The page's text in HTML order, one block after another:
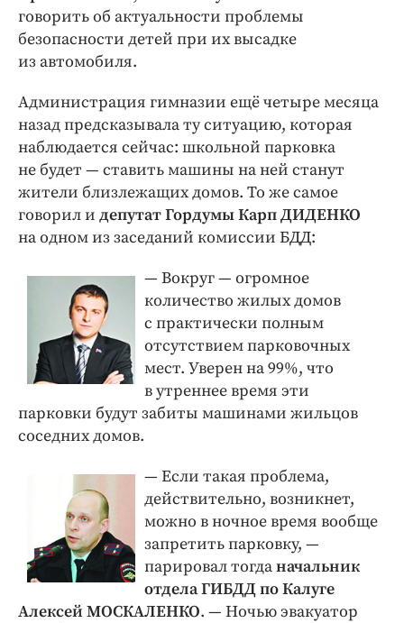
говорить об актуальности проблемы
безопасности детей при их высадке
из автомобиля.
Администрация гимназии ещё четыре месяца
назад предсказывала ту ситуацию, которая
наблюдается сейчас: школьной парковка
не будет — ставить машины на ней станут
жители близлежащих домов. То же самое
говорил и депутат Гордумы Карп ДИДЕНКО
на одном из заседаний комиссии БДД:
— Вокруг — огромное
количество жилых домов
с практически полным
отсутствием парковочных
мест. Уверен на 99%, что
в утреннее время эти
парковки будут забиты машинами жильцов
соседних домов.
— Если такая проблема,
действительно, возникнет,
можно в ночное время вообще
запретить парковку, —
парировал тогданачальник
отдела ГИБДД по Калуге
Алексей МОСКАЛЕНКО. — Ночью эвакуатор